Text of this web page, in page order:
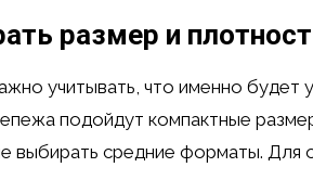
размер и
учитывать, что именно будет
подойдут компактные
выбирать средние форматы.